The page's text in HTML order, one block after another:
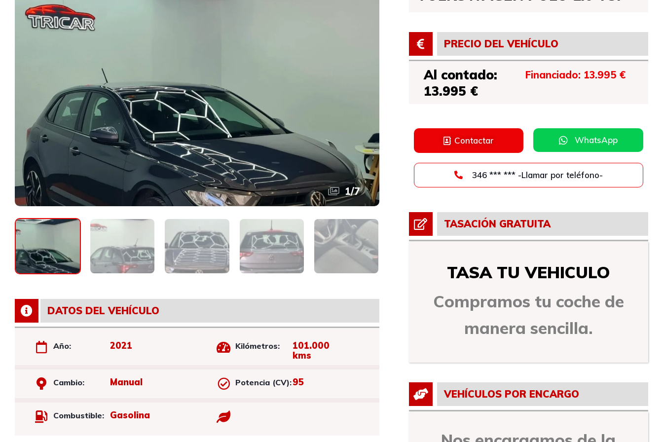
1/7
DATOS DEL VEHÍCULO
Año: 2021 Kilómetros:
101.000
kms
Cambio: Manual Potencia (CV):95
Combustible: Gasolina
PRECIO DEL VEHÍCULO
Al contado:
13.995 €
Financiado: 13.995 €
Contactar WhatsApp
346 *** *** -Llamar por teléfono-
TASACIÓN GRATUITA
TASA TU VEHICULO
Compramos tu coche de
manera sencilla.
VEHÍCULOS POR ENCARGO